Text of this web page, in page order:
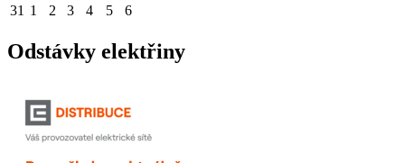
31 1 2 3 4 5 6
Odstávky elektřiny